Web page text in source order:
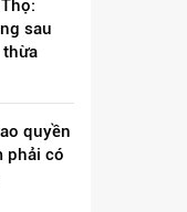
sau
quyền
phải có